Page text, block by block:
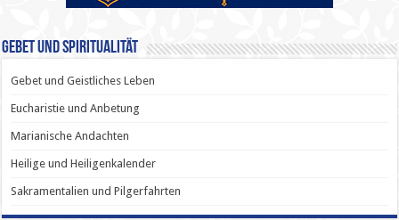
Gebet und Spiritualität
Gebet und Geistliches Leben
Eucharistie und Anbetung
Marianische Andachten
Heilige und Heiligenkalender
Sakramentalien und Pilgerfahrten